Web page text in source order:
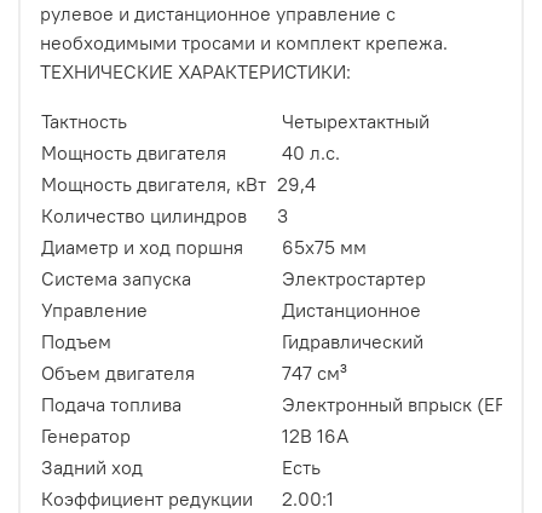
рулевое и дистанционное управление с
необходимыми тросами и комплект крепежа.
ТЕХНИЧЕСКИЕ ХАРАКТЕРИСТИКИ:
Тактность
Четырехтактный
Мощность двигателя
40 л.с.
Мощность двигателя, кВт 29,4
Количество цилиндров
3
Диаметр и ход поршня
65х75 мм
Система запуска
Электростартер
Управление
Дистанционное
Подъем
Гидравлический
Объем двигателя
747 см³
Подача топлива
Электронный впрыск (EFI)
Генератор
12В 16А
Задний ход
Есть
Коэффициент редукции
2.00:1